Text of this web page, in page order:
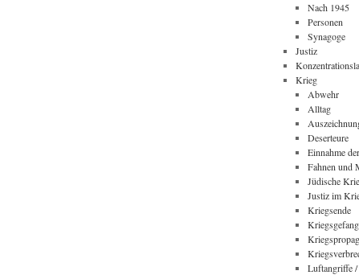
Nach 1945
Personen
Synagoge
Justiz
Krieg
Abwehr
Alltag
Deserteure
Einnahme
Fahnen und
Jüdische
Justiz im
Kriegsende
Luftangriffe